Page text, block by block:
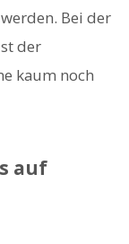
Bei der
der
kaum noch
auf